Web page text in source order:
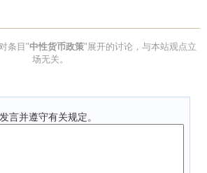
的取值问题上经济学家们远未达成共
不同历史时期上述规则的反应系数变
到:联邦基金利率=P+ 0.5[(QGDP−
2……(2)
条目"中性货币政策"展开的讨论，与本站观点立
场无关。
言并遵守有关规定。